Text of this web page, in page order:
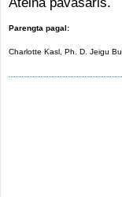
Parengta pagal:
Charlotte Kasl, Ph. D. Jeigu